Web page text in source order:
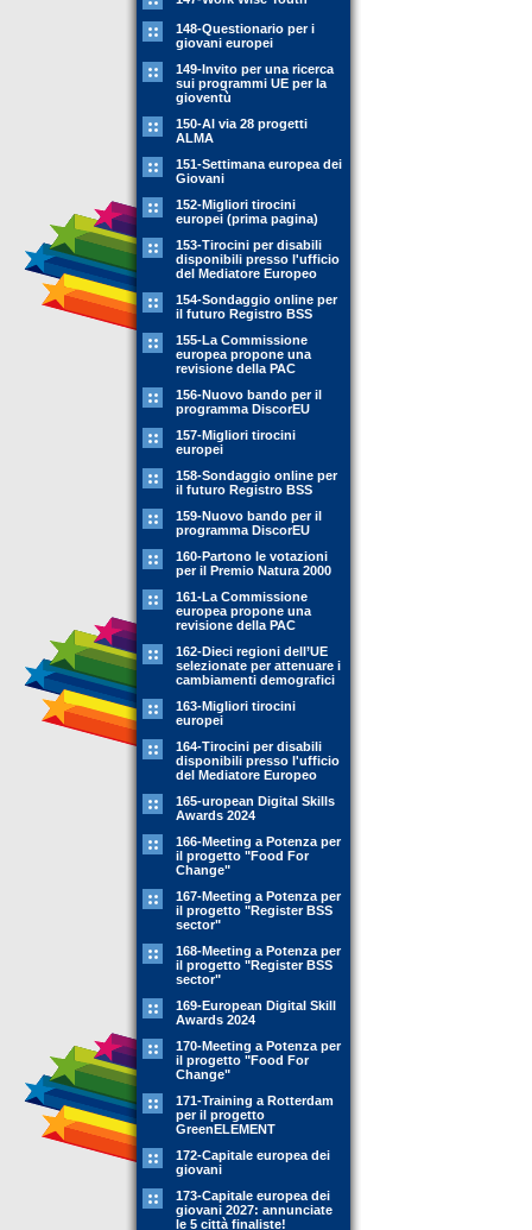
148-Questionario per i
giovani europei
149-Invito per una ricerca
sui programmi UE per la
gioventù
150-Al via 28 progetti
ALMA
151-Settimana europea dei
Giovani
152-Migliori tirocini
europei (prima pagina)
153-Tirocini per disabili
disponibili presso l'ufficio
del Mediatore Europeo
154-Sondaggio online per
il futuro Registro BSS
155-La Commissione
europea propone una
revisione della PAC
156-Nuovo bando per il
programma DiscorEU
157-Migliori tirocini
europei
158-Sondaggio online per
il futuro Registro BSS
159-Nuovo bando per il
programma DiscorEU
160-Partono le votazioni
per il Premio Natura 2000
161-La Commissione
europea propone una
revisione della PAC
162-Dieci regioni dell’UE
selezionate per attenuare i
cambiamenti demografici
163-Migliori tirocini
europei
164-Tirocini per disabili
disponibili presso l'ufficio
del Mediatore Europeo
165-uropean Digital Skills
Awards 2024
166-Meeting a Potenza per
il progetto "Food For
Change"
167-Meeting a Potenza per
il progetto "Register BSS
sector"
168-Meeting a Potenza per
il progetto "Register BSS
sector"
169-European Digital Skill
Awards 2024
170-Meeting a Potenza per
il progetto "Food For
Change"
171-Training a Rotterdam
per il progetto
GreenELEMENT
172-Capitale europea dei
giovani
173-Capitale europea dei
giovani 2027: annunciate
le 5 città finaliste!